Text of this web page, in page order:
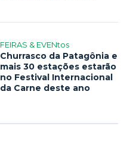
FEIRAS & EVENtos
Churrasco da Patagônia e
mais 30 estações estarão
no Festival Internacional
da Carne deste ano